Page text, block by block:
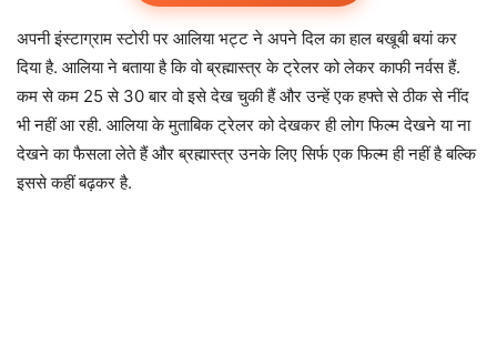
अपनी इंस्टाग्राम स्टोरी पर आलिया भट्ट ने अपने दिल का हाल बखूबी बयां कर
दिया है. आलिया ने बताया है कि वो ब्रह्मास्त्र के ट्रेलर को लेकर काफी नर्वस हैं.
कम से कम 25 से 30 बार वो इसे देख चुकी हैं और उन्हें एक हफ्ते से ठीक से नींद
भी नहीं आ रही. आलिया के मुताबिक ट्रेलर को देखकर ही लोग फिल्म देखने या ना
देखने का फैसला लेते हैं और ब्रह्मास्त्र उनके लिए सिर्फ एक फिल्म ही नहीं है बल्कि
इससे कहीं बढ़कर है.